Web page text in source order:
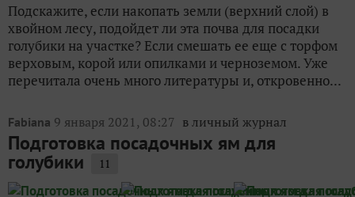
Подскажите, если накопать земли (верхний слой) в
хвойном лесу, подойдет ли эта почва для посадки
голубики на участке? Если смешать ее еще с торфом
верховым, корой или опилками и черноземом. Уже
перечитала очень много литературы и, откровенно...
Fabiana 9 января 2021, 08:27 в личный журнал
Подготовка посадочных ям для
голубики 11